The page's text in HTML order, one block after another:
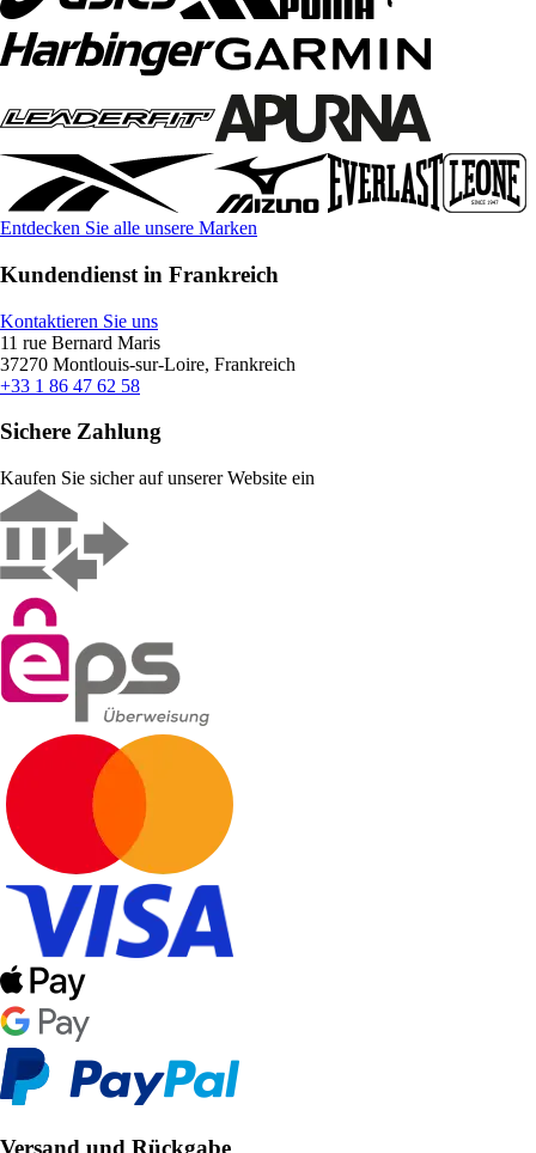
Entdecken Sie alle unsere Marken
Kundendienst in Frankreich
Kontaktieren Sie uns
11 rue Bernard Maris
37270 Montlouis-sur-Loire, Frankreich
+33 1 86 47 62 58
Sichere Zahlung
Kaufen Sie sicher auf unserer Website ein
Versand und Rückgabe